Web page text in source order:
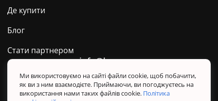
Де купити
Блог
Стати партнером
Техпідтримка ТМ BARVA
Політика конфіденційності
info@barva.ua
Ми використовуємо на сайті файли cookie, щоб побачити,
як ви з ним взаємодієте. Приймаючи, ви погоджуєтесь на
використання нами таких файлів cookie. Політика